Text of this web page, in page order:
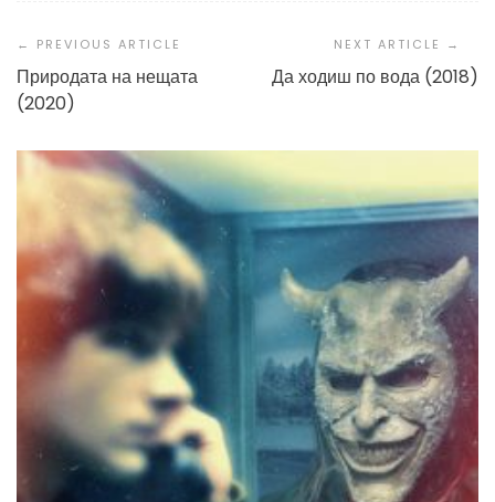
Navigation
Природата на нещата
(2020)
Да ходиш по вода (2018)